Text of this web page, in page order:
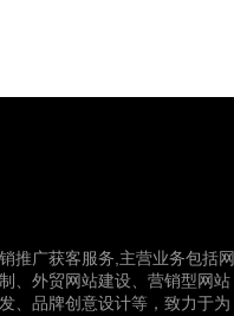
推广获客服务,主营业务包括网
、外贸网站建设、营销型网站
、品牌创意设计等，致力于为